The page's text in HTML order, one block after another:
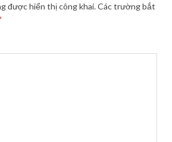
được hiển thị công khai.Các trường bắt